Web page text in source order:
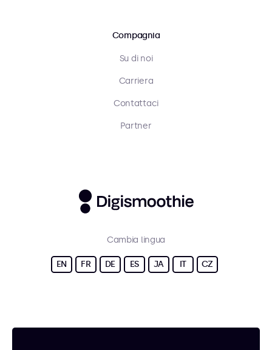
Compagnia
Su di noi
Carriera
Contattaci
Partner
Cambia lingua
EN FR DE ES JA IT CZ